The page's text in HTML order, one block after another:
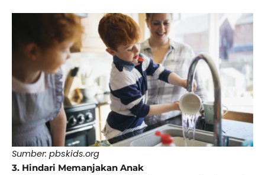
Sumber: pbskids.org
3. Hindari Memanjakan Anak